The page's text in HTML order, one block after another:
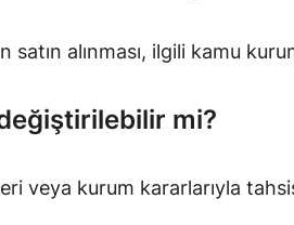
satın alınması, ilgili kamu
mi?
veya kurum kararlarıyla